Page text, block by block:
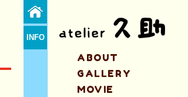
INFO
ABOUT
GALLERY
MOVIE